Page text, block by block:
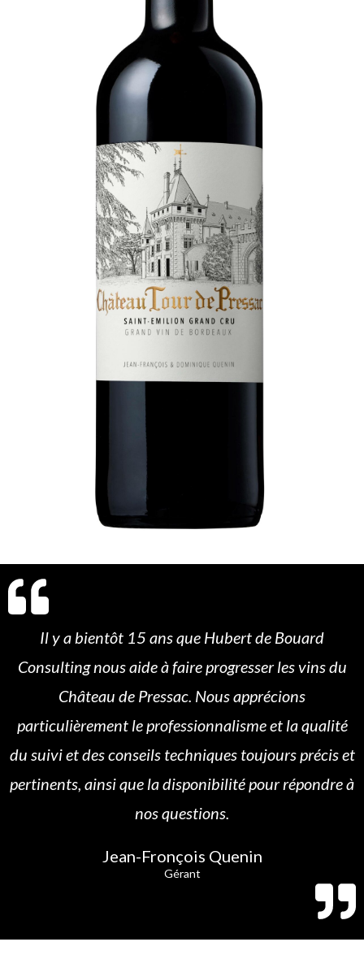
Il y a bientôt 15 ans que Hubert de Bouard
Consulting nous aide à faire progresser les vins du
Château de Pressac. Nous apprécions
particulièrement le professionnalisme et la qualité
du suivi et des conseils techniques toujours précis et
pertinents, ainsi que la disponibilité pour répondre à
nos questions.
Jean-Fronçois Quenin
Gérant